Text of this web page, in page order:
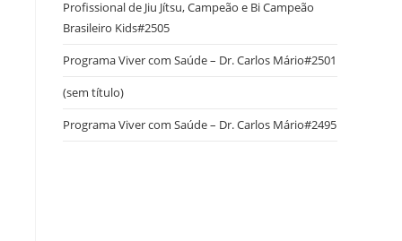
Profissional de Jiu Jítsu, Campeão e Bi Campeão
Brasileiro Kids#2505
Programa Viver com Saúde – Dr. Carlos Mário#2501
(sem título)
Programa Viver com Saúde – Dr. Carlos Mário#2495